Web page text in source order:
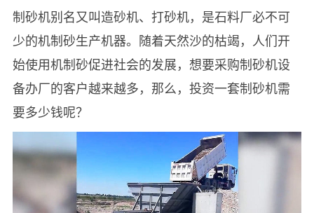
制砂机别名又叫造砂机、打砂机，是石料厂必不可
少的机制砂生产机器。随着天然沙的枯竭，人们开
始使用机制砂促进社会的发展，想要采购制砂机设
备办厂的客户越来越多，那么，投资一套制砂机需
要多少钱呢？